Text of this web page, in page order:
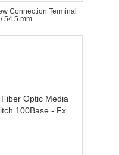
Connection Terminal
54.5 mm